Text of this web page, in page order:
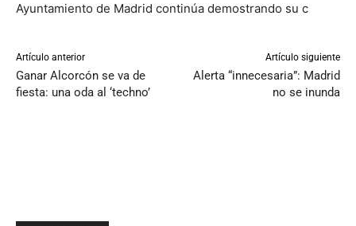
Ayuntamiento de Madrid continúa demostrando su c
Artículo anterior
Ganar Alcorcón se va de
fiesta: una oda al ‘techno’
Artículo siguiente
Alerta “innecesaria”: Madrid
no se inunda